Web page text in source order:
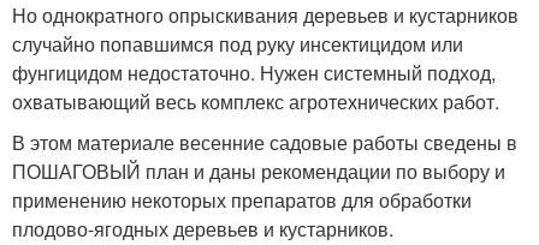
Но однократного опрыскивания деревьев и кустарников
случайно попавшимся под руку инсектицидом или
фунгицидом недостаточно. Нужен системный подход,
охватывающий весь комплекс агротехнических работ.
В этом материале весенние садовые работы сведены в
ПОШАГОВЫЙ план и даны рекомендации по выбору и
применению некоторых препаратов для обработки
плодово-ягодных деревьев и кустарников.